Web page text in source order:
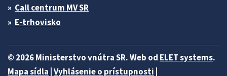
Call centrum MV SR
E-trhovisko
© 2026 Ministerstvo vnútra SR. Web od ELET systems.
Mapa sídla Vyhlásenie o prístupnosti